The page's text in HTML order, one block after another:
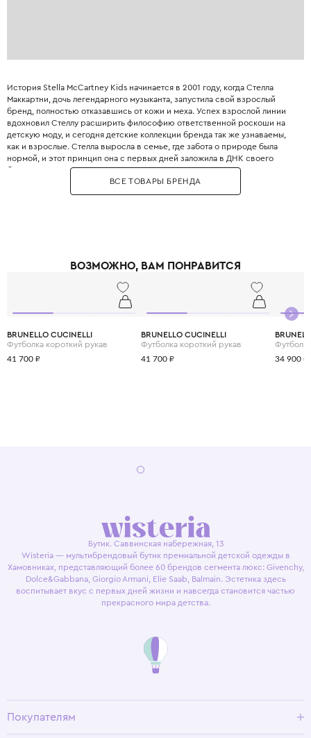
История Stella McCartney Kids начинается в 2001 году, когда Стелла
Маккартни, дочь легендарного музыканта, запустила свой взрослый
бренд, полностью отказавшись от кожи и меха. Успех взрослой линии
вдохновил Стеллу расширить философию ответственной роскоши на
детскую моду, и сегодня детские коллекции бренда так же узнаваемы,
как и взрослые. Стелла выросла в семье, где забота о природе была
нормой, и этот принцип она с первых дней заложила в ДНК своего
бренда. Бренд использует только инновационные экологичные
материалы: органический хлопок, переработанный полиэстер, вискозу
из вторичного сырья и запатентованные веганские материалы. Яркие
принципам slow fashion: каждая вещь остаётся актуальной не один
ВСЕ ТОВАРЫ БРЕНДА
ВОЗМОЖНО, ВАМ ПОНРАВИТСЯ
BRUNELLO CUCINELLI
Футболка короткий рукав
41 700 ₽
BRUNELLO CUCINELLI
Футболка короткий рукав
41 700 ₽ 34 900 ₽
Бутик. Саввинская набережная, 13
Wisteria — мультибрендовый бутик премиальной детской одежды в
Хамовниках, представляющий более 60 брендов сегмента люкс: Givenchy,
Dolce&Gabbana, Giorgio Armani, Elie Saab, Balmain. Эстетика здесь
воспитывает вкус с первых дней жизни и навсегда становится частью
прекрасного мира детства.
Покупателям